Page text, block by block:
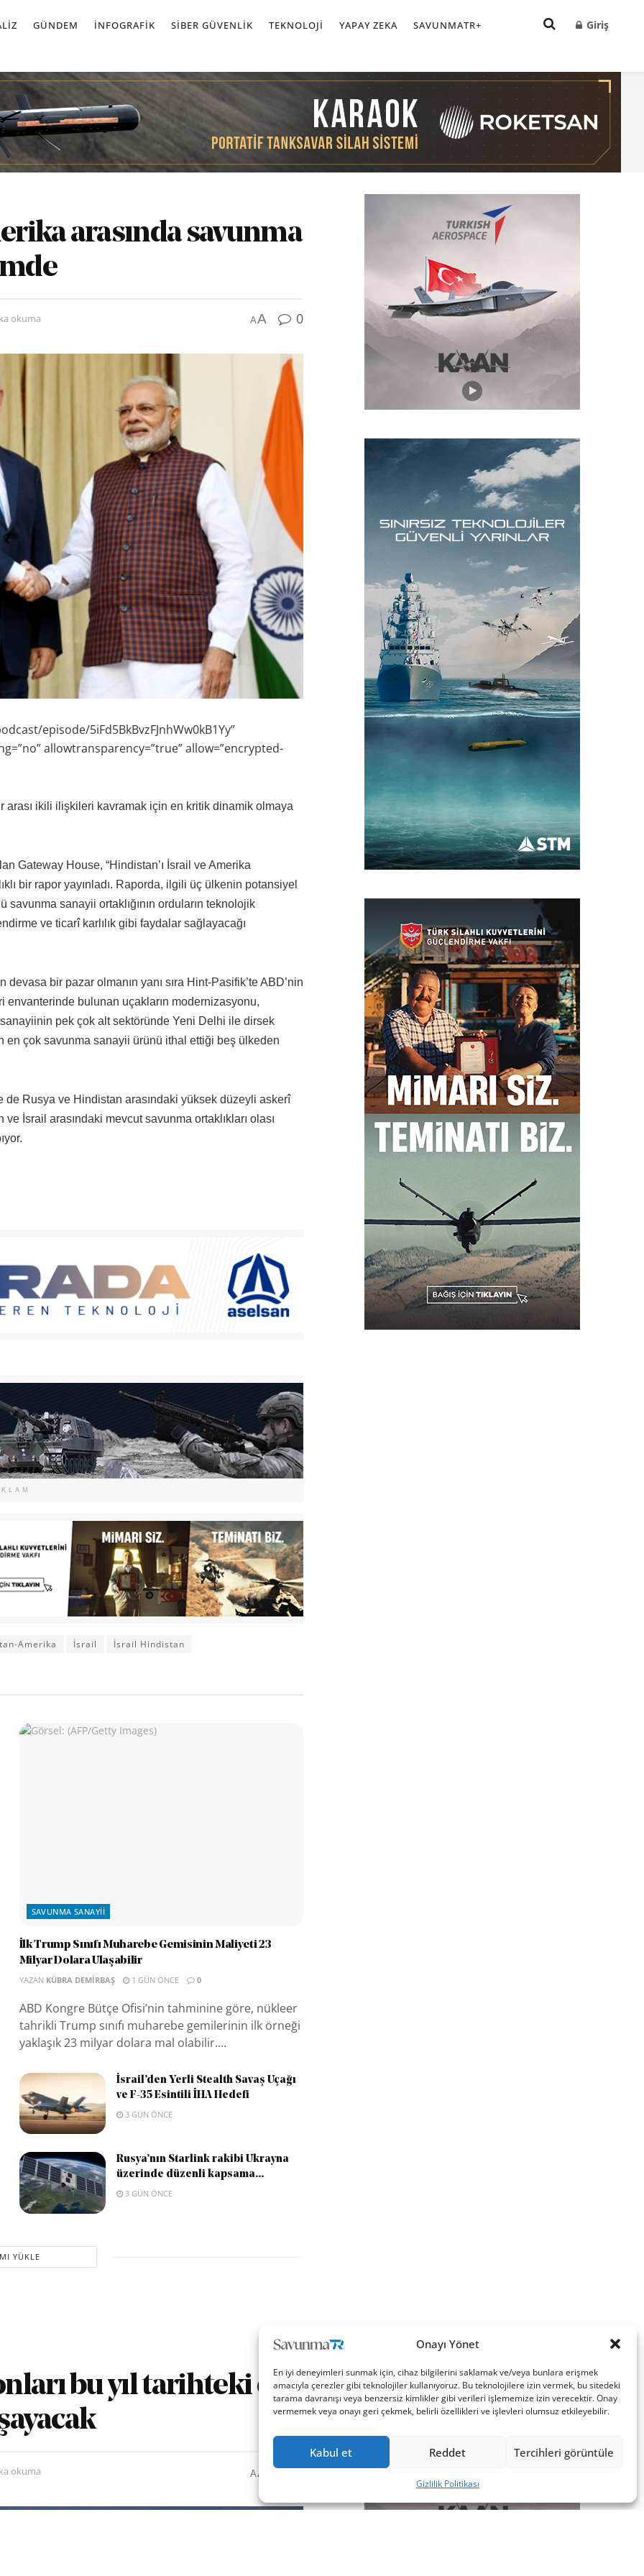
Onayı Yönet
En iyi deneyimleri sunmak için, cihaz bilgilerini saklamak ve/veya bunlara erişmek
amacıyla çerezler gibi teknolojiler kullanıyoruz. Bu teknolojilere izin vermek, bu sitedeki
tarama davranışı veya benzersiz kimlikler gibi verileri işlememize izin verecektir. Onay
vermemek veya onayı geri çekmek, belirli özellikleri ve işlevleri olumsuz etkileyebilir.
Kabul et Reddet Tercihleri görüntüle
Gizlilik Politikası
GÜNDEM İNFOGRAFIK SIBER GÜVENLIK TEKNOLOJI YAPAY ZEKA SAVUNMATR+ Giriş
arasında savunma
okuma AA 0
episode/5iFd5BkBvzFJnhWw0kB1Yy”
allowtransparency=”true” allow=”encrypted-
ikili ilişkileri kavramak için en kritik dinamik olmaya
Gateway House, “Hindistan’ı İsrail ve Amerika
bir rapor yayınladı. Raporda, ilgili üç ülkenin potansiyel
sanayii ortaklığının orduların teknolojik
ve ticarî karlılık gibi faydalar sağlayacağı
bir pazar olmanın yanı sıra Hint-Pasifik’te ABD’nin
bulunan uçakların modernizasyonu,
pek çok alt sektöründe Yeni Delhi ile dirsek
en çok savunma sanayii ürünü ithal ettiği beş ülkeden
de Rusya ve Hindistan arasındaki yüksek düzeyli askerî
İsrail arasındaki mevcut savunma ortaklıkları olası
Amerika İsrail İsrail Hindistan
SAVUNMA SANAYII
İlk Trump Sınıfı Muharebe Gemisinin Maliyeti 23
Milyar Dolara Ulaşabilir
YAZAN KÜBRA DEMIRBAŞ 1 GÜN ÖNCE 0
ABD Kongre Bütçe Ofisi’nin tahminine göre, nükleer
tahrikli Trump sınıfı muharebe gemilerinin ilk örneği
yaklaşık 23 milyar dolara mal olabilir....
İsrail’den Yerli Stealth Savaş Uçağı
ve F-35 Esintili İHA Hedefi
3 GÜN ÖNCE
Rusya’nın Starlink rakibi Ukrayna
üzerinde düzenli kapsama...
3 GÜN ÖNCE
YÜKLE
bu yıl tarihteki en
okuma AA 0